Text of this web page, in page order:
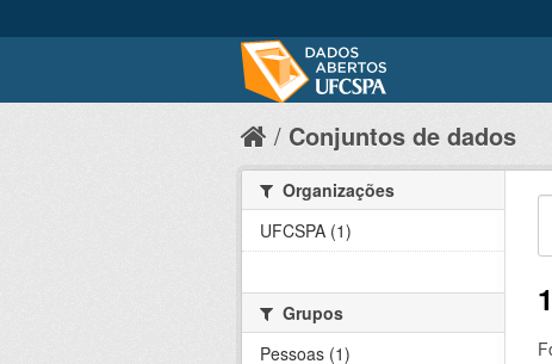
Conjuntos de dados
Organizações
UFCSPA (1)
Grupos
Pessoas (1)